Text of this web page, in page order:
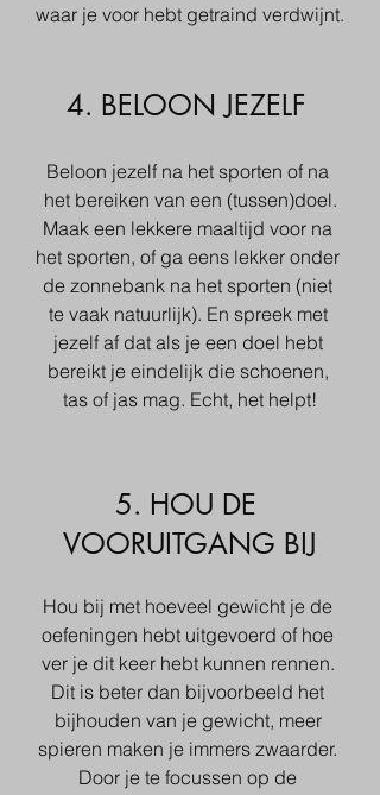
waar je voor hebt getraind verdwijnt.
4. BELOON JEZELF
Beloon jezelf na het sporten of na
het bereiken van een (tussen)doel.
Maak een lekkere maaltijd voor na
het sporten, of ga eens lekker onder
de zonnebank na het sporten (niet
te vaak natuurlijk). En spreek met
jezelf af dat als je een doel hebt
bereikt je eindelijk die schoenen,
tas of jas mag. Echt, het helpt!
5. HOU DE
VOORUITGANG BIJ
Hou bij met hoeveel gewicht je de
oefeningen hebt uitgevoerd of hoe
ver je dit keer hebt kunnen rennen.
Dit is beter dan bijvoorbeeld het
bijhouden van je gewicht, meer
spieren maken je immers zwaarder.
Door je te focussen op de